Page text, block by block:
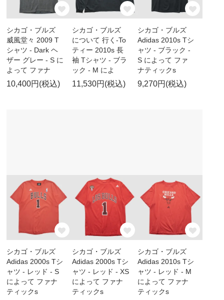
シカゴ・ブルズ
威風堂々 2009 T
シャツ - Dark ヘ
ザー グレー - S に
よって ファナ
10,400円(税込)
シカゴ・ブルズ
について 行く-To
ティー 2010s 長
袖 Tシャツ - ブラ
ック - M によ
11,530円(税込)
シカゴ・ブルズ
Adidas 2010s Tシ
ャツ - ブラック -
S によって ファ
ナティックs
9,270円(税込)
シカゴ・ブルズ
Adidas 2000s Tシ
ャツ - レッド - S
によって ファナ
ティックs
シカゴ・ブルズ
Adidas 2000s Tシ
ャツ - レッド - XS
によって ファナ
ティックs
シカゴ・ブルズ
Adidas 2010s Tシ
ャツ - レッド - M
によって ファナ
ティックs